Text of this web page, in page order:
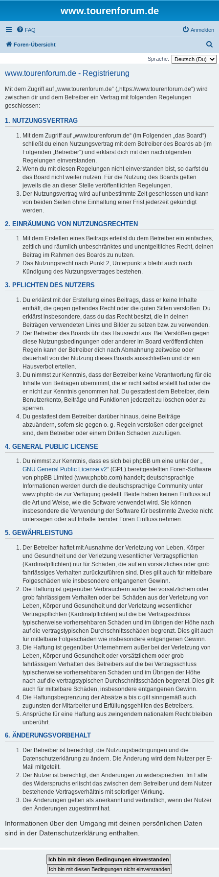
www.tourenforum.de
FAQ Anmelden
Foren-Übersicht
u
Sprache:
www.tourenforum.de - Registrierung
Mit dem Zugriff auf „www.tourenforum.de“ („https://www.tourenforum.de“) wird
zwischen dir und dem Betreiber ein Vertrag mit folgenden Regelungen
geschlossen:
1. NUTZUNGSVERTRAG
Mit dem Zugriff auf „www.tourenforum.de“ (im Folgenden „das Board“)
schließt du einen Nutzungsvertrag mit dem Betreiber des Boards ab (im
Folgenden „Betreiber“) und erklärst dich mit den nachfolgenden
Regelungen einverstanden.
Wenn du mit diesen Regelungen nicht einverstanden bist, so darfst du
das Board nicht weiter nutzen. Für die Nutzung des Boards gelten
jeweils die an dieser Stelle veröffentlichten Regelungen.
Der Nutzungsvertrag wird auf unbestimmte Zeit geschlossen und kann
von beiden Seiten ohne Einhaltung einer Frist jederzeit gekündigt
werden.
2. EINRÄUMUNG VON NUTZUNGSRECHTEN
Mit dem Erstellen eines Beitrags erteilst du dem Betreiber ein einfaches,
zeitlich und räumlich unbeschränktes und unentgeltliches Recht, deinen
Beitrag im Rahmen des Boards zu nutzen.
Das Nutzungsrecht nach Punkt 2, Unterpunkt a bleibt auch nach
Kündigung des Nutzungsvertrages bestehen.
3. PFLICHTEN DES NUTZERS
Du erklärst mit der Erstellung eines Beitrags, dass er keine Inhalte
enthält, die gegen geltendes Recht oder die guten Sitten verstoßen. Du
erklärst insbesondere, dass du das Recht besitzt, die in deinen
Beiträgen verwendeten Links und Bilder zu setzen bzw. zu verwenden.
Der Betreiber des Boards übt das Hausrecht aus. Bei Verstößen gegen
diese Nutzungsbedingungen oder anderer im Board veröffentlichten
Regeln kann der Betreiber dich nach Abmahnung zeitweise oder
dauerhaft von der Nutzung dieses Boards ausschließen und dir ein
Hausverbot erteilen.
Du nimmst zur Kenntnis, dass der Betreiber keine Verantwortung für die
Inhalte von Beiträgen übernimmt, die er nicht selbst erstellt hat oder die
er nicht zur Kenntnis genommen hat. Du gestattest dem Betreiber, dein
Benutzerkonto, Beiträge und Funktionen jederzeit zu löschen oder zu
sperren.
Du gestattest dem Betreiber darüber hinaus, deine Beiträge
abzuändern, sofern sie gegen o. g. Regeln verstoßen oder geeignet
sind, dem Betreiber oder einem Dritten Schaden zuzufügen.
4. GENERAL PUBLIC LICENSE
Du nimmst zur Kenntnis, dass es sich bei phpBB um eine unter der „
GNU General Public License v2“ (GPL) bereitgestellten Foren-Software
von phpBB Limited (www.phpbb.com) handelt; deutschsprachige
Informationen werden durch die deutschsprachige Community unter
www.phpbb.de zur Verfügung gestellt. Beide haben keinen Einfluss auf
die Art und Weise, wie die Software verwendet wird. Sie können
insbesondere die Verwendung der Software für bestimmte Zwecke nicht
untersagen oder auf Inhalte fremder Foren Einfluss nehmen.
5. GEWÄHRLEISTUNG
Der Betreiber haftet mit Ausnahme der Verletzung von Leben, Körper
und Gesundheit und der Verletzung wesentlicher Vertragspflichten
(Kardinalpflichten) nur für Schäden, die auf ein vorsätzliches oder grob
fahrlässiges Verhalten zurückzuführen sind. Dies gilt auch für mittelbare
Folgeschäden wie insbesondere entgangenen Gewinn.
Die Haftung ist gegenüber Verbrauchern außer bei vorsätzlichem oder
grob fahrlässigem Verhalten oder bei Schäden aus der Verletzung von
Leben, Körper und Gesundheit und der Verletzung wesentlicher
Vertragspflichten (Kardinalpflichten) auf die bei Vertragsschluss
typischerweise vorhersehbaren Schäden und im übrigen der Höhe nach
auf die vertragstypischen Durchschnittsschäden begrenzt. Dies gilt auch
für mittelbare Folgeschäden wie insbesondere entgangenen Gewinn.
Die Haftung ist gegenüber Unternehmern außer bei der Verletzung von
Leben, Körper und Gesundheit oder vorsätzlichem oder grob
fahrlässigem Verhalten des Betreibers auf die bei Vertragsschluss
typischerweise vorhersehbaren Schäden und im Übrigen der Höhe
nach auf die vertragstypischen Durchschnittsschäden begrenzt. Dies gilt
auch für mittelbare Schäden, insbesondere entgangenen Gewinn.
Die Haftungsbegrenzung der Absätze a bis c gilt sinngemäß auch
zugunsten der Mitarbeiter und Erfüllungsgehilfen des Betreibers.
Ansprüche für eine Haftung aus zwingendem nationalem Recht bleiben
unberührt.
6. ÄNDERUNGSVORBEHALT
Der Betreiber ist berechtigt, die Nutzungsbedingungen und die
Datenschutzerklärung zu ändern. Die Änderung wird dem Nutzer per E-
Mail mitgeteilt.
Der Nutzer ist berechtigt, den Änderungen zu widersprechen. Im Falle
des Widerspruchs erlischt das zwischen dem Betreiber und dem Nutzer
bestehende Vertragsverhältnis mit sofortiger Wirkung.
Die Änderungen gelten als anerkannt und verbindlich, wenn der Nutzer
den Änderungen zugestimmt hat.
Informationen über den Umgang mit deinen persönlichen Daten
sind in der Datenschutzerklärung enthalten.